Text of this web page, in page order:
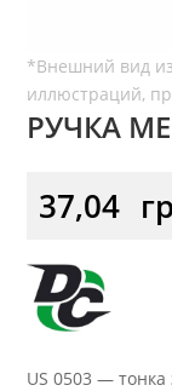
РУЧКА
37,04
US 0503 — тонка